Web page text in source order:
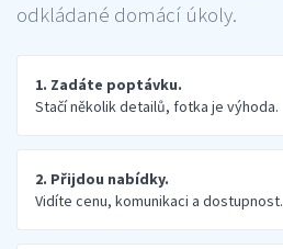
odkládané domácí úkoly.
1. Zadáte poptávku.
Stačí několik detailů, fotka je výhoda.
2. Přijdou nabídky.
Vidíte cenu, komunikaci a dostupnost.